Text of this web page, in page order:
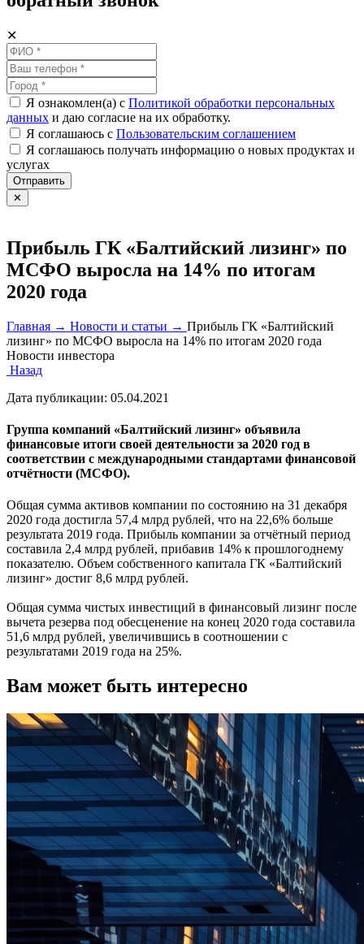
✕
Я ознакомлен(а) с Политикой обработки персональных
данных и даю согласие на их обработку.
Я соглашаюсь c Пользовательским соглашением
Я соглашаюсь получать информацию о новых продуктах и
услугах
Отправить
✕
Прибыль ГК «Балтийский лизинг» по
МСФО выросла на 14% по итогам
2020 года
Главная → Новости и статьи → Прибыль ГК «Балтийский
лизинг» по МСФО выросла на 14% по итогам 2020 года
Новости инвестора
Назад
Дата публикации: 05.04.2021
Группа компаний «Балтийский лизинг» объявила
финансовые итоги своей деятельности за 2020 год в
соответствии с международными стандартами финансовой
отчётности (МСФО).
Общая сумма активов компании по состоянию на 31 декабря
2020 года достигла 57,4 млрд рублей, что на 22,6% больше
результата 2019 года. Прибыль компании за отчётный период
составила 2,4 млрд рублей, прибавив 14% к прошлогоднему
показателю. Объем собственного капитала ГК «Балтийский
лизинг» достиг 8,6 млрд рублей.
Общая сумма чистых инвестиций в финансовый лизинг после
вычета резерва под обесценение на конец 2020 года составила
51,6 млрд рублей, увеличившись в соотношении с
результатами 2019 года на 25%.
Вам может быть интересно